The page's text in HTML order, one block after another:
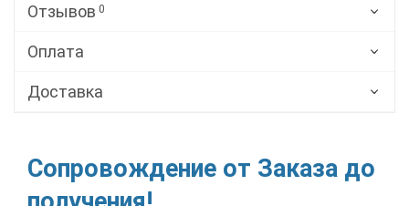
Отзывов 0
Оплата
Доставка
Сопровождение от Заказа до